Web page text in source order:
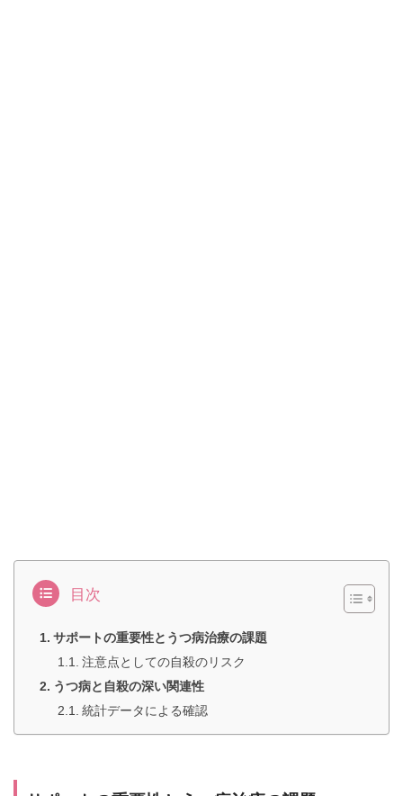
目次
サポートの重要性とうつ病治療の課題
注意点としての自殺のリスク
うつ病と自殺の深い関連性
統計データによる確認